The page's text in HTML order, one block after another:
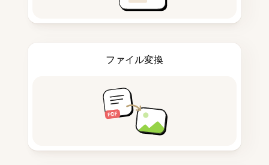
ファイル変換